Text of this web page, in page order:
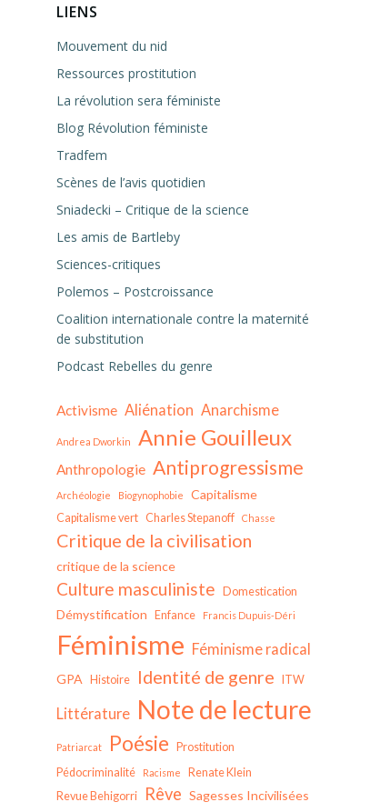
LIENS
Mouvement du nid
Ressources prostitution
La révolution sera féministe
Blog Révolution féministe
Tradfem
Scènes de l’avis quotidien
Sniadecki – Critique de la science
Les amis de Bartleby
Sciences-critiques
Polemos – Postcroissance
Coalition internationale contre la maternité
de substitution
Podcast Rebelles du genre
Activisme Aliénation Anarchisme
Andrea Dworkin Annie Gouilleux
Anthropologie Antiprogressisme
Archéologie Biogynophobie Capitalisme
Capitalisme vert Charles Stepanoff Chasse
Critique de la civilisation
critique de la science
Culture masculiniste Domestication
Démystification Enfance Francis Dupuis-Déri
Féminisme Féminisme radical
GPA Histoire Identité de genre ITW
Littérature Note de lecture
Patriarcat Poésie Prostitution
Pédocriminalité
Racisme
Renate Klein
Revue Behigorri
Rêve Sagesses Incivilisées